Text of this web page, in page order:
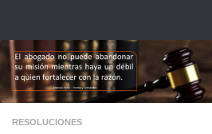
RESOLUCIONES